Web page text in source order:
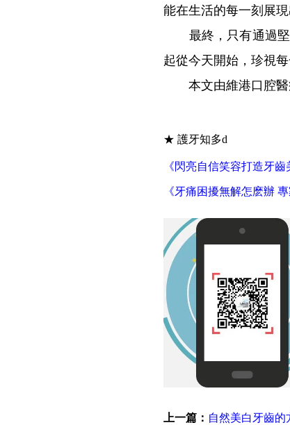
能在生活的每一刻展
最終，只有通過堅
起從今天開始，珍視
本文由維港口腔醫
★ 護牙知多d
《閃亮自信笑容打造牙齒
《牙痛困擾無解怎麽辦
上一篇： 自然美白牙齒